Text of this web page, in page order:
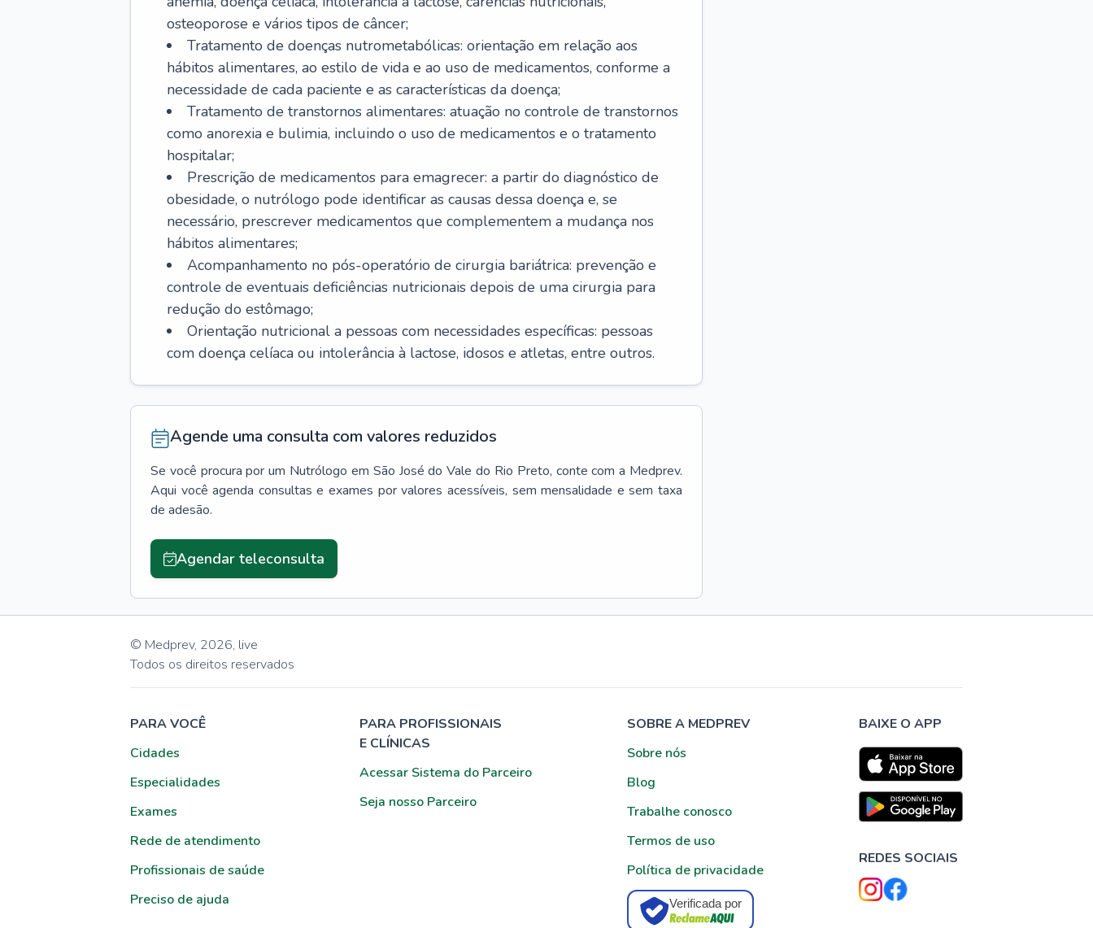
osteoporose e vários tipos de câncer;
Tratamento de doenças nutrometabólicas: orientação em relação aos
hábitos alimentares, ao estilo de vida e ao uso de medicamentos, conforme a
necessidade de cada paciente e as características da doença;
Tratamento de transtornos alimentares: atuação no controle de transtornos
como anorexia e bulimia, incluindo o uso de medicamentos e o tratamento
hospitalar;
Prescrição de medicamentos para emagrecer: a partir do diagnóstico de
obesidade, o nutrólogo pode identificar as causas dessa doença e, se
necessário, prescrever medicamentos que complementem a mudança nos
hábitos alimentares;
Acompanhamento no pós-operatório de cirurgia bariátrica: prevenção e
controle de eventuais deficiências nutricionais depois de uma cirurgia para
redução do estômago;
Orientação nutricional a pessoas com necessidades específicas: pessoas
com doença celíaca ou intolerância à lactose, idosos e atletas, entre outros.
Agende uma consulta com valores reduzidos
Se você procura por um Nutrólogo em São José do Vale do Rio Preto, conte com a Medprev.
Aqui você agenda consultas e exames por valores acessíveis, sem mensalidade e sem taxa
de adesão.
Agendar teleconsulta
© Medprev, 2026, live
Todos os direitos reservados
PARA VOCÊ
Cidades
Especialidades
Exames
Rede de atendimento
Profissionais de saúde
Preciso de ajuda
PARA PROFISSIONAIS
E CLÍNICAS
Acessar Sistema do Parceiro
Seja nosso Parceiro
SOBRE A MEDPREV
Sobre nós
Blog
Trabalhe conosco
Termos de uso
Política de privacidade
Verificada por
BAIXE O APP
REDES SOCIAIS